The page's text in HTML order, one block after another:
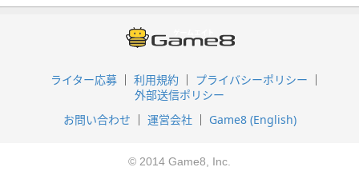
ライター応募 利用規約
プライバシーポリシー
外部送信ポリシー
お問い合わせ
運営会社 Game8 (English)
© 2014 Game8, Inc.